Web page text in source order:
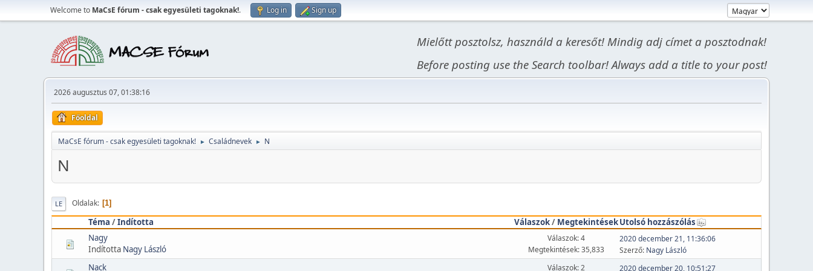
Welcome to MaCsE fórum - csak egyesületi tagoknak!. Log in Sign up
Mielőtt posztolsz, használd a keresőt! Mindig adj címet a posztodnak!
Before posting use the Search toolbar! Always add a title to your post!
2026 augusztus 07, 01:38:16
Főoldal
MaCsE fórum - csak egyesületi tagoknak! ► Családnevek ► N
N
LE Oldalak 1
Téma /Indította Válaszok/ MegtekintésekUtolsó hozzászólás
Nagy
Indította Nagy László
Válaszok: 4
Megtekintések: 35,833
2020 december 21, 11:36:06
Szerző: Nagy László
Nack
Válaszok: 2
2020 december 20, 10:51:27